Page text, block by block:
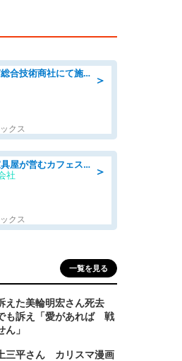
＞
工事・土木施工管理/総合技術商社にて施工管理のお仕事/即日勤務可/車通勤可/工事・土木施工管理/生産・品質管理
クス
＞
ホールスタッフ/「家具屋が営むカフェスタッフ!」週2日～OK!嬉しいまかない付き/岡山県/浅口郡里庄町
社
クス
一覧を見る
えた美輪明宏さん死去
も訴え「愛があれば 戦
」
三平さん カリスマ漫画